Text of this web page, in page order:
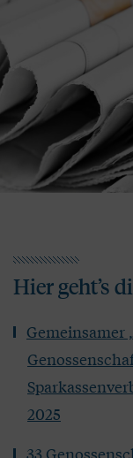
Hier geht’s
Gemeinsamer
2025
33